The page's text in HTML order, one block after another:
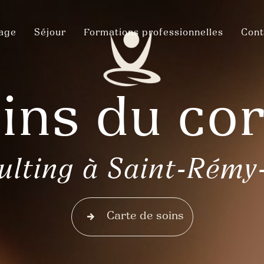
Séjour Formations professionnelles
du
à Saint-
Carte de soins